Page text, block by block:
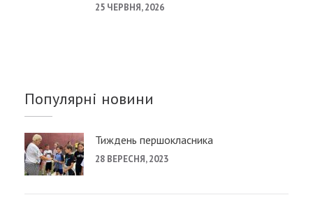
25 ЧЕРВНЯ, 2026
Популярні новини
Тиждень першокласника
28 ВЕРЕСНЯ, 2023